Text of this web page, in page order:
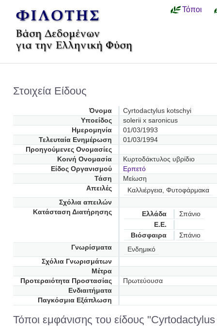
Τόποι
Στοιχεία Είδους
Όνομα
Cyrtodactylus kotschyi
Υποείδος
solerii x saronicus
Ημερομηνία
01/03/1993
Τελευταία Ενημέρωση
01/03/1994
Προηγούμενες Oνομασίες
Κοινή Ονομασία
Κυρτοδάκτυλος υβρίδιο
Είδος Οργανισμού
Ερπετό
Τάση
Μείωση
Απειλές
Καλλιέργεια, Φυτοφάρμακα
Σχόλια απειλών
Κατάσταση Διατήρησης
Ελλάδα
Σπάνιο
Ε.Ε.
Βιόσφαιρα
Σπάνιο
Γνωρίσματα
Ενδημικό
Σχόλια Γνωρισμάτων
Μέτρα
Προτεραιότητα Προστασίας
Πρωτεύουσα
Ενδιαιτήματα
Παγκόσμια Εξάπλωση
Τόποι εμφάνισης του είδους